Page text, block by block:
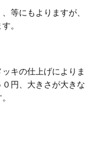
等にもよりますが、
。
キの仕上げによりま
円、大きさが大きな